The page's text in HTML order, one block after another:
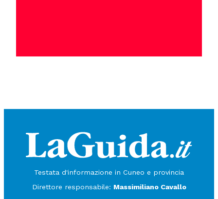
Testata d'informazione in Cuneo e provincia
Direttore responsabile: Massimiliano Cavallo